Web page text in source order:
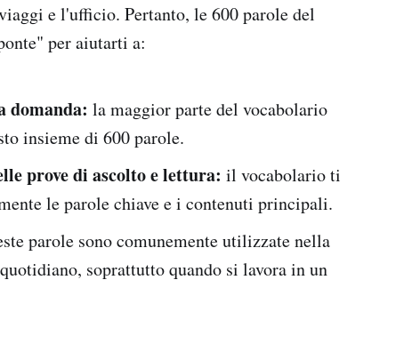
e l'ufficio. Pertanto, le 600 parole del
per aiutarti a:
domanda: la maggior parte del vocabolario
insieme di 600 parole.
prove di ascolto e lettura: il vocabolario ti
le parole chiave e i contenuti principali.
parole sono comunemente utilizzate nella
soprattutto quando si lavora in un